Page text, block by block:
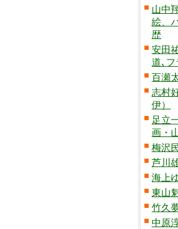
山中
絵、
歴
安田
道､フ
百瀬
志村
伊）
足立
画・
梅沢
芦川
海上
東山
竹久
中原